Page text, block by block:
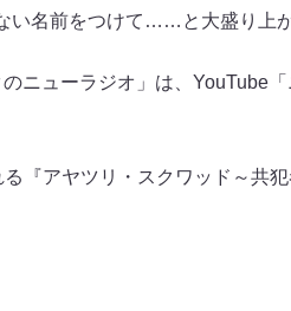
い名前をつけて……と大盛り上が
ニューラジオ」は、YouTube
『アヤツリ・スクワッド～共